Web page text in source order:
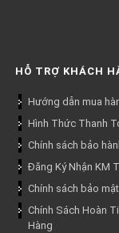
HỖ TRỢ KHÁCH
Hướng dẫn mua
Hình Thức Thanh
Chính sách bảo
Đăng Ký Nhận KM
Chính sách bảo mật
Chính Sách Hoàn
Hàng